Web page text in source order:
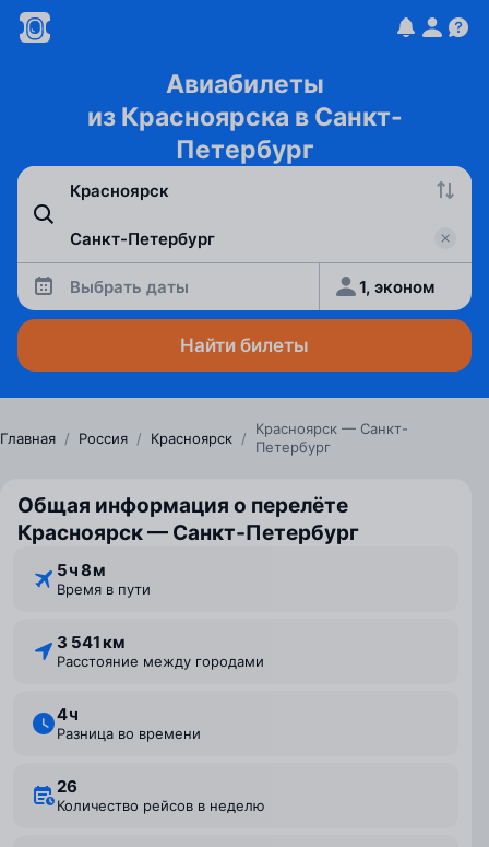
Авиабилеты
из Красноярска в Санкт-
Петербург
Выбрать даты 1, эконом
Найти билеты
Главная / Россия / Красноярск /
Красноярск — Санкт-
Петербург
Общая информация о перелёте
Красноярск — Санкт‑Петербург
5 ⁠ч 8 ⁠м
Время в пути
3 541 км
Расстояние между городами
4 ⁠ч
Разница во времени
26
Количество рейсов в неделю